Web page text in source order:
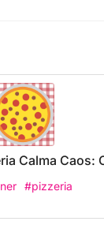
Calma Caos:
#pizzeria